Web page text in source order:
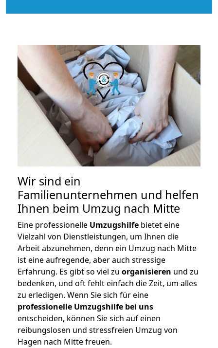
Wir sind ein
Familienunternehmen und helfen
Ihnen beim Umzug nach Mitte
Eine professionelle Umzugshilfe bietet eine
Vielzahl von Dienstleistungen, um Ihnen die
Arbeit abzunehmen, denn ein Umzug nach Mitte
ist eine aufregende, aber auch stressige
Erfahrung. Es gibt so viel zu organisieren und zu
bedenken, und oft fehlt einfach die Zeit, um alles
zu erledigen. Wenn Sie sich für eine
professionelle Umzugshilfe bei uns
entscheiden, können Sie sich auf einen
reibungslosen und stressfreien Umzug von
Hagen nach Mitte freuen.